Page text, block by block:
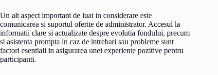
Un alt aspect important de luat in considerare este
comunicarea si suportul oferite de administrator. Accesul la
informatii clare si actualizate despre evolutia fondului, precum
si asistenta prompta in caz de intrebari sau probleme sunt
factori esentiali in asigurarea unei experiente pozitive pentru
participanti.